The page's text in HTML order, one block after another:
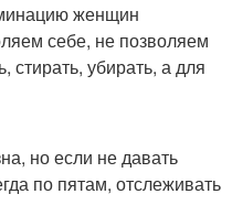
женщин
себе, не позволяем
убирать, а для
но если не давать
по пятам, отслеживать